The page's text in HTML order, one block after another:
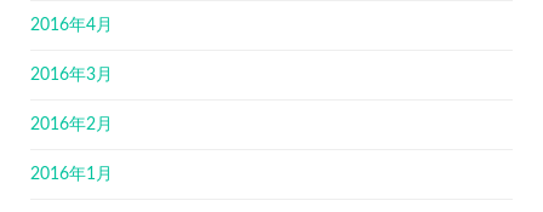
2016年4月
2016年3月
2016年2月
2016年1月